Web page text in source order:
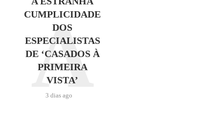
CUMPLICIDADE
DOS
ESPECIALISTAS
DE ‘CASADOS À
PRIMEIRA
VISTA’
3 dias ago
A